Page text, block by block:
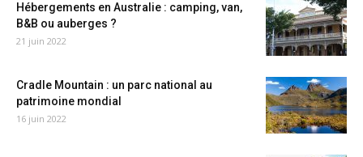
Hébergements en Australie : camping, van,
B&B ou auberges ?
21 juin 2022
Cradle Mountain : un parc national au
patrimoine mondial
16 juin 2022